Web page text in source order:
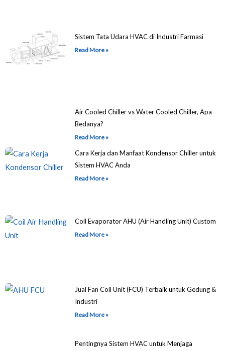
Sistem Tata Udara HVAC di Industri Farmasi
Read More »
Air Cooled Chiller vs Water Cooled Chiller, Apa
Bedanya?
Read More »
Cara Kerja dan Manfaat Kondensor Chiller untuk
Sistem HVAC Anda
Read More »
Coil Evaporator AHU (Air Handling Unit) Custom
Read More »
Jual Fan Coil Unit (FCU) Terbaik untuk Gedung &
Industri
Read More »
Pentingnya Sistem HVAC untuk Menjaga